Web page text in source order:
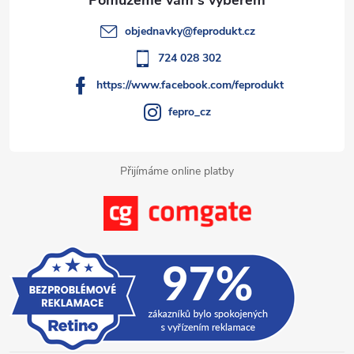
Přijímáme online platby
objednavky@feprodukt.cz
724 028 302
https://www.facebook.com/feprodukt
fepro_cz